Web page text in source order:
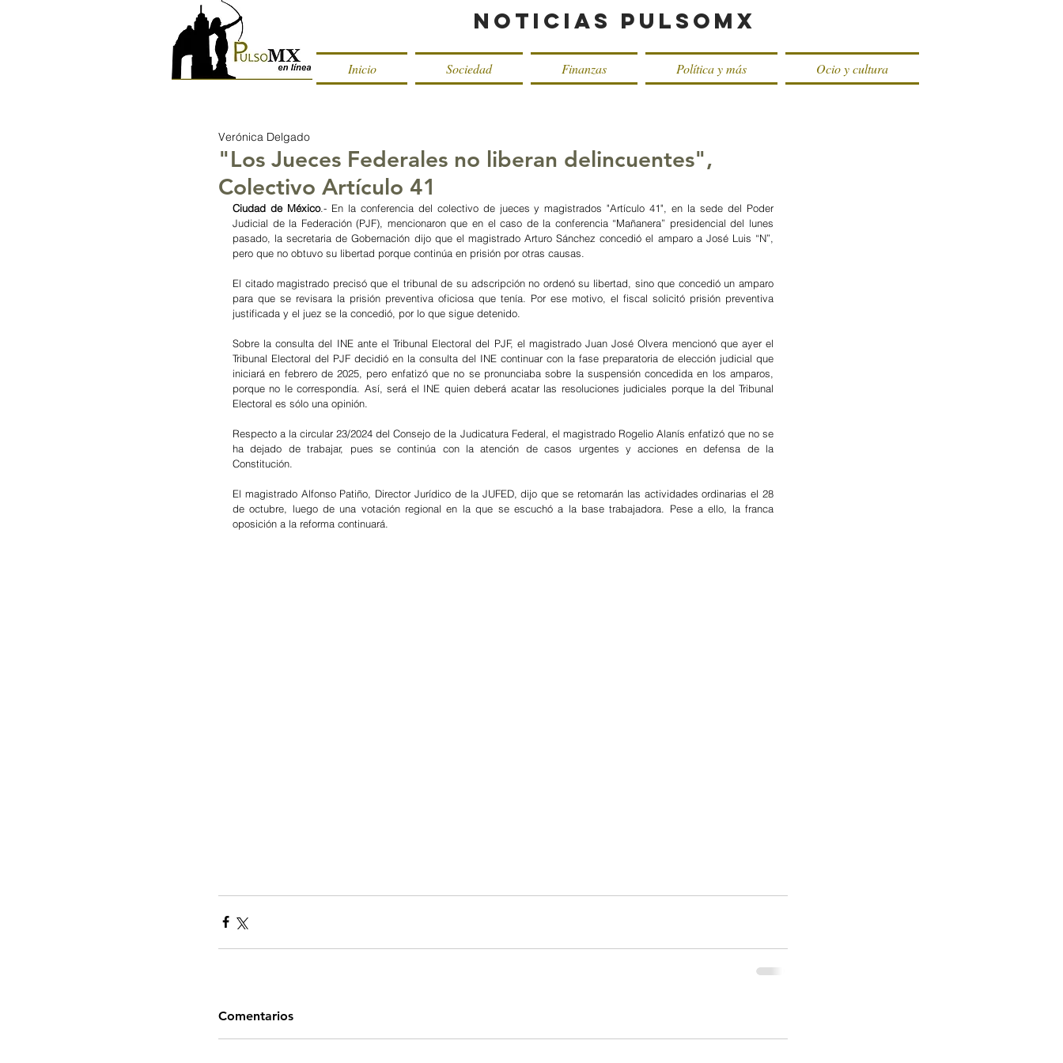
Noticias PulsoMX
Inicio Sociedad Finanzas Política y más Ocio y cultura
"Los Jueces Federales no liberan delincuentes",
Colectivo Artículo 41
Verónica Delgado
Ciudad de México.- En la conferencia del colectivo de jueces y magistrados "Artículo 41", en la sede del Poder
Judicial de la Federación (PJF), mencionaron que en el caso de la conferencia “Mañanera” presidencial del lunes
pasado, la secretaria de Gobernación dijo que el magistrado Arturo Sánchez concedió el amparo a José Luis “N”,
pero que no obtuvo su libertad porque continúa en prisión por otras causas.
El citado magistrado precisó que el tribunal de su adscripción no ordenó su libertad, sino que concedió un amparo
para que se revisara la prisión preventiva oficiosa que tenía. Por ese motivo, el fiscal solicitó prisión preventiva
justificada y el juez se la concedió, por lo que sigue detenido.
Sobre la consulta del INE ante el Tribunal Electoral del PJF, el magistrado Juan José Olvera mencionó que ayer el
Tribunal Electoral del PJF decidió en la consulta del INE continuar con la fase preparatoria de elección judicial que
iniciará en febrero de 2025, pero enfatizó que no se pronunciaba sobre la suspensión concedida en los amparos,
porque no le correspondía. Así, será el INE quien deberá acatar las resoluciones judiciales porque la del Tribunal
Electoral es sólo una opinión.
Respecto a la circular 23/2024 del Consejo de la Judicatura Federal, el magistrado Rogelio Alanís enfatizó que no se
ha dejado de trabajar, pues se continúa con la atención de casos urgentes y acciones en defensa de la
Constitución.
El magistrado Alfonso Patiño, Director Jurídico de la JUFED, dijo que se retomarán las actividades ordinarias el 28
de octubre, luego de una votación regional en la que se escuchó a la base trabajadora. Pese a ello, la franca
oposición a la reforma continuará.
Comentarios